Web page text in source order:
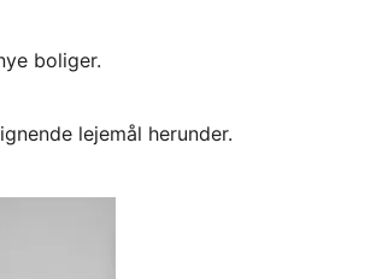
boliger.
lejemål herunder.